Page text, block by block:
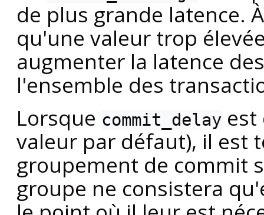
de plus grande latence.
qu'une valeur trop
augmenter la latence
l'ensemble des
Lorsque commit_delay est
valeur par défaut), il est
groupement de commit
groupe ne consistera